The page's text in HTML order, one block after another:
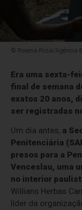
© Rovena Rosa/Agência
Era uma sexta-
final de semana
exatos 20 anos,
ser registradas
Um dia antes, a
Penitenciária
presos para a
Venceslau, uma
no interior
Willians Herbas
líder da